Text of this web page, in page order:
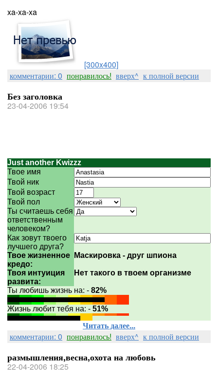
xa-xa-xa
[300x400]
комментарии: 0 понравилось! вверх^ к полной версии
Без заголовка
23-04-2006 19:54
Just another Kwizzz
Твое имя
Твой ник
Твой возраст
Твой пол
Ты считаешь себя
ответственным
человеком?
Как зовут твоего
лучшего друга?
Твое жизненное
кредо:
Маскировка - друг шпиона
Твоя интуиция
развита:
Нет такого в твоем организме
Ты любишь жизнь на: - 82%
Жизнь любит тебя на: - 51%
Читать далее...
комментарии: 0 понравилось! вверх^ к полной версии
размышления,весна,охота на любовь
22-04-2006 18:25